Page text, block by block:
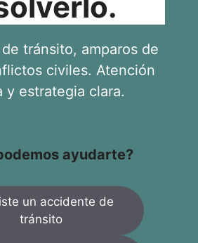
tránsito, amparos de
civiles. Atención
y estrategia clara.
ayudarte?
un accidente de
tránsito